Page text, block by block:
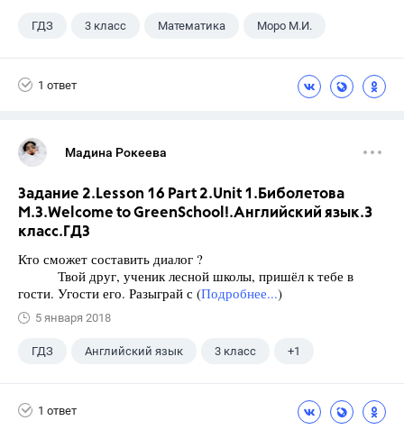
ГДЗ 3 класс Математика Моро М.И.
1 ответ
Мадина Рокеева
Задание 2.Lesson 16 Part 2.Unit 1.Биболетова
М.З.Welcome to GreenSchool!.Английский язык.3
класс.ГДЗ
Кто сможет составить диалог ?
Твой друг, ученик лесной школы, пришёл к тебе в
гости. Угости его. Разыграй с (Подробнее...)
5 января 2018
ГДЗ Английский язык 3 класс +1
1 ответ